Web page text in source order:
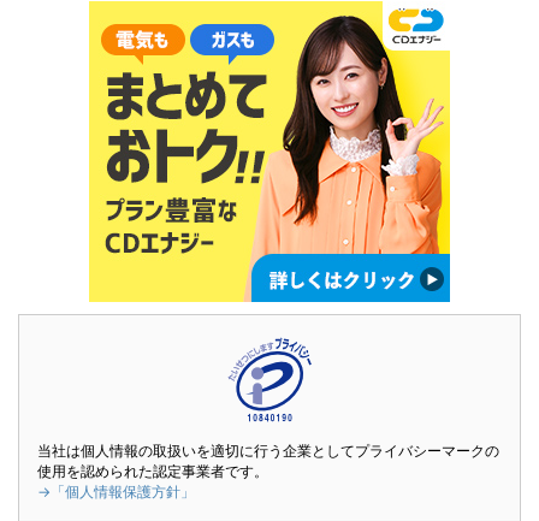
当社は個人情報の取扱いを適切に行う企業としてプライバシーマークの
使用を認められた認定事業者です。
→「個人情報保護方針」